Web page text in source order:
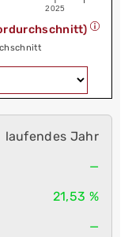
2025
laufendes Jahr
—
21,53 %
—